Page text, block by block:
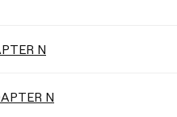
N
N